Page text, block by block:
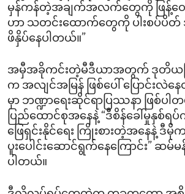
မှန်ကန်တဲ့အချက်အလက်တွေကို ဖြန့်ဝ
ဟာ သတင်းထောက်တွေကို ပါးစပ်ပိ
ဖိနှိပ်နေပါတယ်။”
အမှီအခိုကင်းတဲ့မီဒီယာအတွက် ဒုတိယဖ
က အလျင်အမြန် ဖြစ်ပေါ် ပြောင်းလဲ
မှာ ဘဏ္ဍာရေးဆိုင်ရာပြဿနာ ဖြစ်ပ
ပြည်ထောင်စုအနေနဲ့ “ဒီစိန်ခေါ်မှုနှစ်
ဖြေရှင်းနိုင်ရေး ကြိုးစားတဲ့အနေနဲ့ ဒီ
ပူးပေါင်းဆောင်ရွက်နေကြောင်း” ဆမ်မ
ပါတယ်။